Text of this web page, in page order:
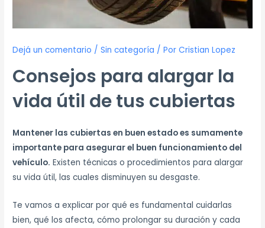
Dejá un comentario /Sin categoría / PorCristian Lopez
Consejos para alargar la
vida útil de tus cubiertas
Mantener las cubiertas en buen estado es sumamente
importante para asegurar el buen funcionamiento del
vehículo. Existen técnicas o procedimientos para alargar
su vida útil, las cuales disminuyen su desgaste.
Te vamos a explicar por qué es fundamental cuidarlas
bien, qué los afecta, cómo prolongar su duración y cada